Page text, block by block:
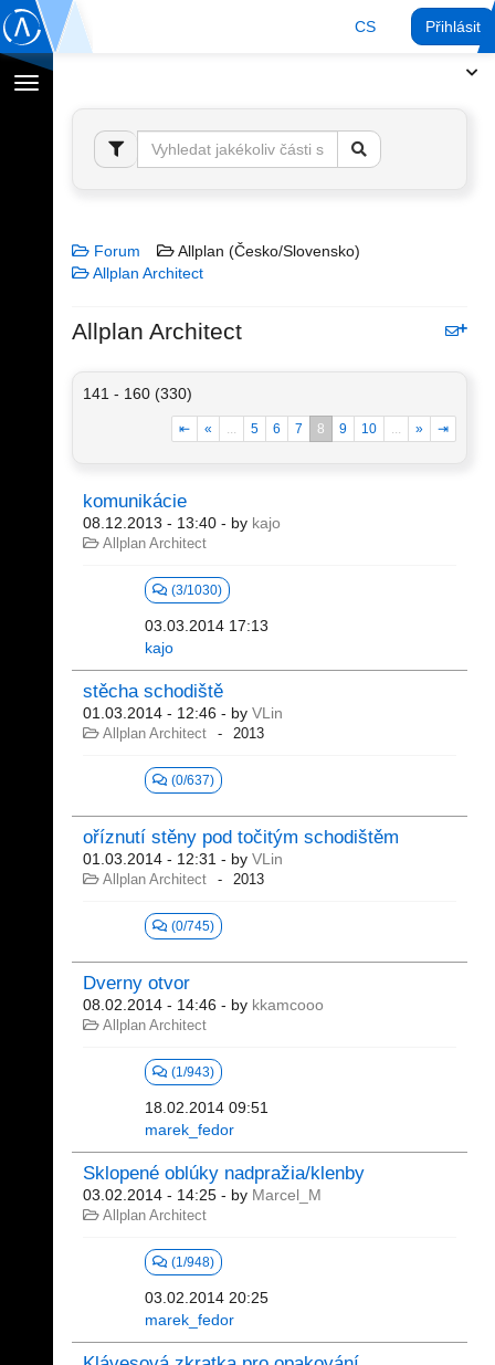
CS Přihlásit
Přepnout
navigaci
Forum
Allplan (Česko/Slovensko)
Allplan Architect
Allplan Architect
141 - 160 (330)
⇤ « ... 5 6 7 8 9 10 ... » ⇥
komunikácie
08.12.2013 - 13:40 - by kajo
Allplan Architect
(3/1030)
03.03.2014 17:13
kajo
stěcha schodiště
01.03.2014 - 12:46 - by VLin
Allplan Architect 2013
(0/637)
oříznutí stěny pod točitým schodištěm
01.03.2014 - 12:31 - by VLin
Allplan Architect 2013
(0/745)
Dverny otvor
08.02.2014 - 14:46 - by kkamcooo
Allplan Architect
(1/943)
18.02.2014 09:51
marek_fedor
Sklopené oblúky nadpražia/klenby
03.02.2014 - 14:25 - by Marcel_M
Allplan Architect
(1/948)
03.02.2014 20:25
marek_fedor